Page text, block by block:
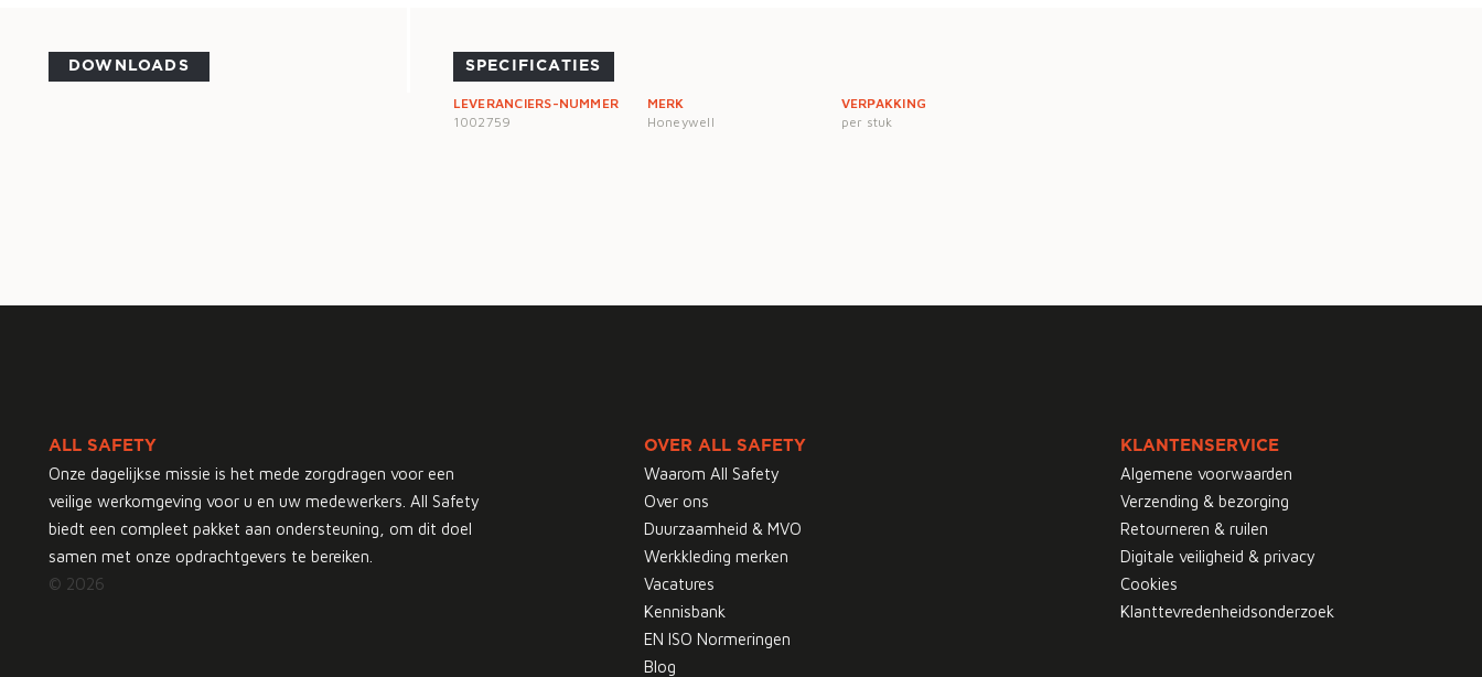
DOWNLOADS SPECIFICATIES
LEVERANCIERS-NUMMER
1002759
MERK
Honeywell
VERPAKKING
per stuk
ALL SAFETY
Onze dagelijkse missie is het mede zorgdragen voor een
veilige werkomgeving voor u en uw medewerkers. All Safety
biedt een compleet pakket aan ondersteuning, om dit doel
samen met onze opdrachtgevers te bereiken.
© 2026
OVER ALL SAFETY
Waarom All Safety
Over ons
Duurzaamheid & MVO
Werkkleding merken
Vacatures
Kennisbank
EN ISO Normeringen
Blog
KLANTENSERVICE
Algemene voorwaarden
Verzending & bezorging
Retourneren & ruilen
Digitale veiligheid & privacy
Cookies
Klanttevredenheidsonderzoek